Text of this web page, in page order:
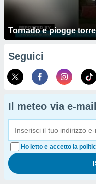
Tornado e piogge
Seguici
Il meteo via e-mail
Ho letto e accetto la